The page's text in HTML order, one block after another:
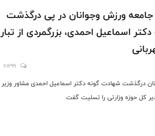
ورزش و‌جوانان در پی درگذشت
اسماعیل احمدی، بزرگمردی از تبار
61299
درگذشت شهادت گونه دکتر اسماعیل احمدی مشاور وزیر
کل حوزه وزارتی را تسلیت گفت